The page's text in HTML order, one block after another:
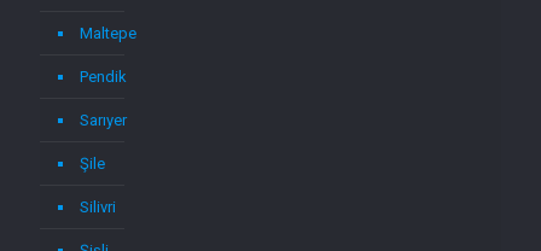
Maltepe
Pendik
Sarıyer
Şile
Silivri